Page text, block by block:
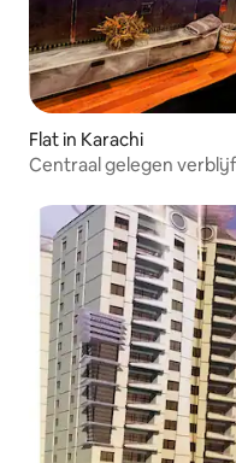
Flat in Karachi
Centraal gelegen